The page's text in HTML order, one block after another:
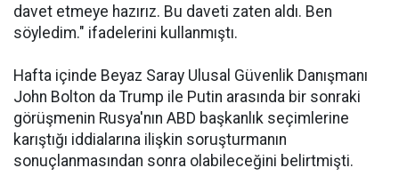
davet etmeye hazırız. Bu daveti zaten aldı. Ben
söyledim." ifadelerini kullanmıştı.
Hafta içinde Beyaz Saray Ulusal Güvenlik Danışmanı
John Bolton da Trump ile Putin arasında bir sonraki
görüşmenin Rusya'nın ABD başkanlık seçimlerine
karıştığı iddialarına ilişkin soruşturmanın
sonuçlanmasından sonra olabileceğini belirtmişti.